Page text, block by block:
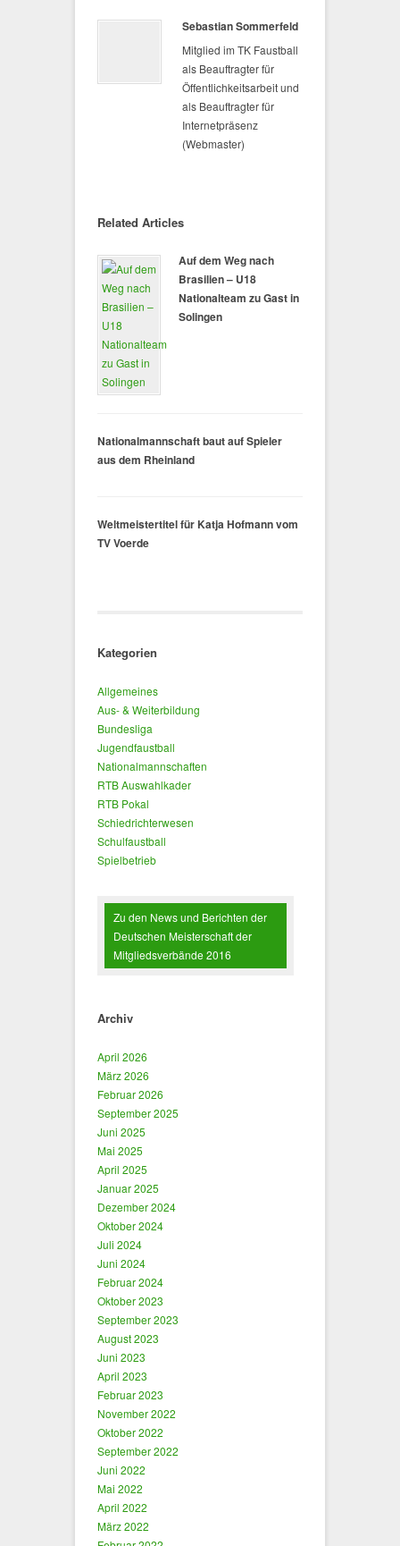
Sebastian Sommerfeld
Mitglied im TK Faustball
als Beauftragter für
Öffentlichkeitsarbeit und
als Beauftragter für
Internetpräsenz
(Webmaster)
Related Articles
Auf dem Weg nach
Brasilien – U18
Nationalteam zu Gast in
Solingen
Nationalmannschaft baut auf Spieler
aus dem Rheinland
Weltmeistertitel für Katja Hofmann vom
TV Voerde
Kategorien
Allgemeines
Aus- & Weiterbildung
Bundesliga
Jugendfaustball
Nationalmannschaften
RTB Auswahlkader
RTB Pokal
Schiedrichterwesen
Schulfaustball
Spielbetrieb
Zu den News und Berichten der
Deutschen Meisterschaft der
Mitgliedsverbände 2016
Archiv
April 2026
März 2026
Februar 2026
September 2025
Juni 2025
Mai 2025
April 2025
Januar 2025
Dezember 2024
Oktober 2024
Juli 2024
Juni 2024
Februar 2024
Oktober 2023
September 2023
August 2023
Juni 2023
April 2023
Februar 2023
November 2022
Oktober 2022
September 2022
Juni 2022
Mai 2022
April 2022
März 2022